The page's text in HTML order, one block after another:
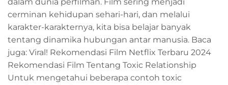
cerminan kehidupan sehari-hari, dan melalui
karakter-karakternya, kita bisa belajar banyak
tentang dinamika hubungan antar manusia. Baca
juga: Viral! Rekomendasi Film Netflix Terbaru 2024
Rekomendasi Film Tentang Toxic Relationship
Untuk mengetahui beberapa contoh toxic